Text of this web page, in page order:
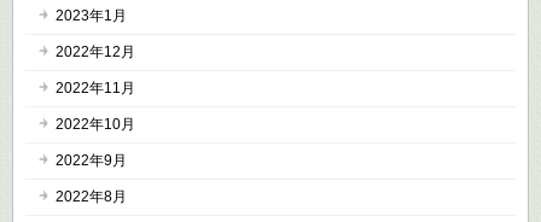
2023年1月
2022年12月
2022年11月
2022年10月
2022年9月
2022年8月